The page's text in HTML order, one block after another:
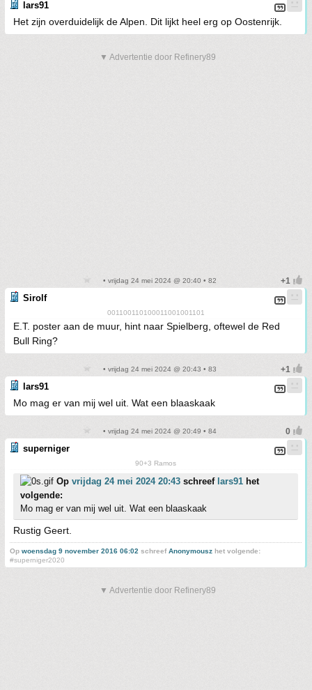
lars91
Het zijn overduidelijk de Alpen. Dit lijkt heel erg op Oostenrijk.
▼ Advertentie door Refinery89
• vrijdag 24 mei 2024 @ 20:40 • 82
Sirolf
001100110100011001001101
E.T. poster aan de muur, hint naar Spielberg, oftewel de Red
Bull Ring?
• vrijdag 24 mei 2024 @ 20:43 • 83
lars91
Mo mag er van mij wel uit. Wat een blaaskaak
• vrijdag 24 mei 2024 @ 20:49 • 84
superniger
90+3 Ramos
Op vrijdag 24 mei 2024 20:43 schreef lars91 het
volgende:
Mo mag er van mij wel uit. Wat een blaaskaak
Rustig Geert.
Op woensdag 9 november 2016 06:02 schreefAnonymousz het volgende:
#superniger2020
▼ Advertentie door Refinery89